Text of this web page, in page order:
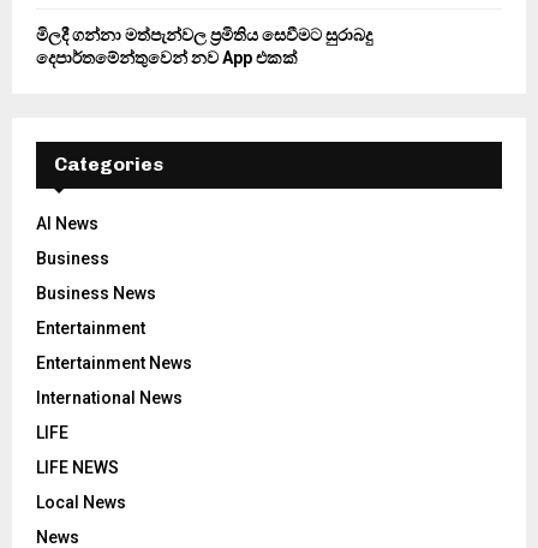
මිලදී ගන්නා මත්පැන්වල ප්‍රමිතිය සෙවීමට සුරාබදු
දෙපාර්තමේන්තුවෙන් නව App එකක්
Categories
AI News
Business
Business News
Entertainment
Entertainment News
International News
LIFE
LIFE NEWS
Local News
News